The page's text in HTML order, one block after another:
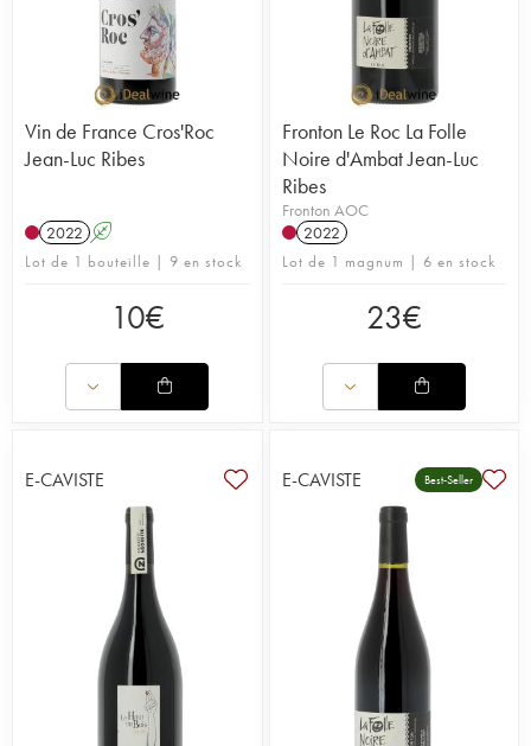
Vin de France Cros'Roc
Jean-Luc Ribes
2022 A
Lot de 1 bouteille | 9 en stock
10€
Fronton Le Roc La Folle
Noire d'Ambat Jean-Luc
Ribes
Fronton AOC
2022
Lot de 1 magnum | 6 en stock
23€
E-CAVISTE E-CAVISTE Best-Seller